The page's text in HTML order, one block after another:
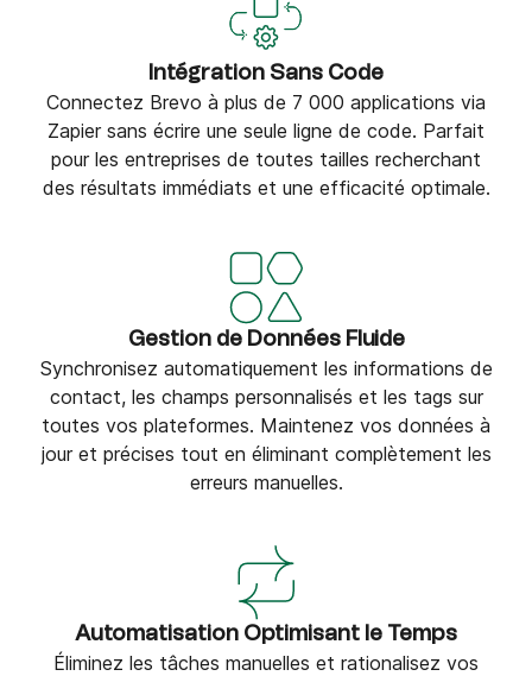
Intégration Sans Code
Connectez Brevo à plus de 7 000 applications via
Zapier sans écrire une seule ligne de code. Parfait
pour les entreprises de toutes tailles recherchant
des résultats immédiats et une efficacité optimale.
Gestion de Données Fluide
Synchronisez automatiquement les informations de
contact, les champs personnalisés et les tags sur
toutes vos plateformes. Maintenez vos données à
jour et précises tout en éliminant complètement les
erreurs manuelles.
Automatisation Optimisant le Temps
Éliminez les tâches manuelles et rationalisez vos